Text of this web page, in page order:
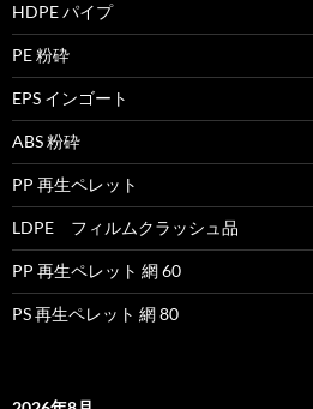
HDPE パイプ
PE 粉砕
EPS インゴート
ABS 粉砕
PP 再生ペレット
LDPE フィルムクラッシュ品
PP 再生ペレット 網 60
PS 再生ペレット 網 80